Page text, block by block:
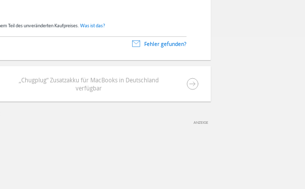
Teil des unveränderten Kaufpreises. Was ist das?
Fehler gefunden?
„Chugplug“ Zusatzakku für MacBooks in Deutschland
verfügbar